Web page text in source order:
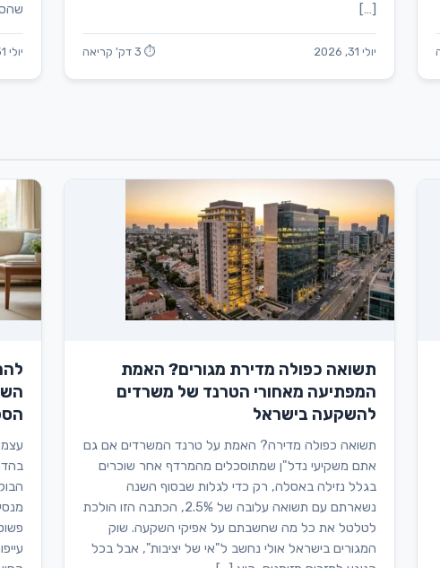
[…]
יולי 31, 2026 ⏱ 3 דק' קריאה יולי 31, 2026
תשואה כפולה מדירת מגורים? האמת
המפתיעה מאחורי הטרנד של משרדים
להשקעה בישראל
תשואה כפולה מדירה? האמת על טרנד המשרדים אם גם
אתם משקיעי נדל"ן שמתוסכלים מהמרדף אחר שוכרים
בגלל נזילה באסלה, רק כדי לגלות שבסוף השנה
נשארתם עם תשואה עלובה של 2.5%, הכתבה הזו הולכת
לטלטל את כל מה שחשבתם על אפיקי השקעה. שוק
המגורים בישראל אולי נחשב ל"אי של יציבות", אבל בכל